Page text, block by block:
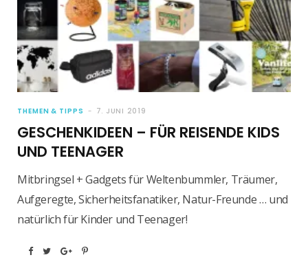
THEMEN & TIPPS 7. JUNI 2019
GESCHENKIDEEN – FÜR REISENDE KIDS
UND TEENAGER
Mitbringsel + Gadgets für Weltenbummler, Träumer,
Aufgeregte, Sicherheitsfanatiker, Natur-Freunde … und
natürlich für Kinder und Teenager!